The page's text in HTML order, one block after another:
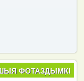
ФОТАЗДЫМКІ